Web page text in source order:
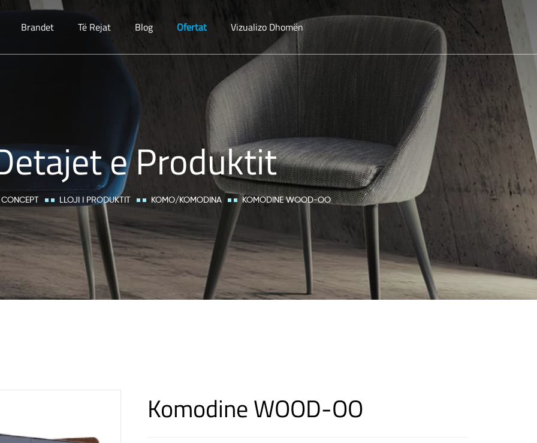
Brandet Të Rejat Blog Ofertat Vizualizo Dhomën
e Produktit
LLOJI I PRODUKTIT KOMO/KOMODINA KOMODINE WOOD-OO
Komodine WOOD-OO